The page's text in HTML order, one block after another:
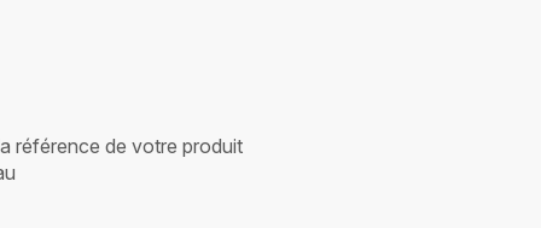
référence de votre produit